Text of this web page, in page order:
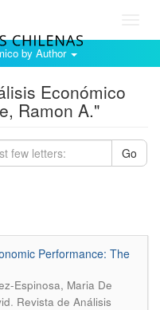
by Author
Económico
Ramon A."
Go
Performance: The
Espinosa, Maria De
. Revista de Análisis